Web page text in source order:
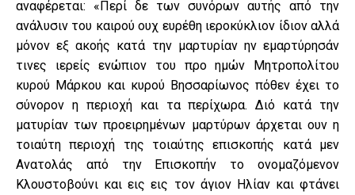
αναφέρεται: «Περί δε των συνόρων αυτής από την
ανάλυσιν του καιρού ουχ ευρέθη ιεροκύκλιον ίδιον αλλά
μόνον εξ ακοής κατά την μαρτυρίαν ην εμαρτύρησάν
τινες ιερείς ενώπιον του προ ημών Μητροπολίτου
κυρού Μάρκου και κυρού Βησσαρίωνος πόθεν έχει το
σύνορον η περιοχή και τα περίχωρα. Διό κατά την
ματυρίαν των προειρημένων μαρτύρων άρχεται ουν η
τοιαύτη περιοχή της τοιαύτης επισκοπής κατά μεν
Ανατολάς από την Επισκοπήν το ονομαζόμενον
Κλουστοβούνι και εις εις τον άγιον Ηλίαν και φτάνει